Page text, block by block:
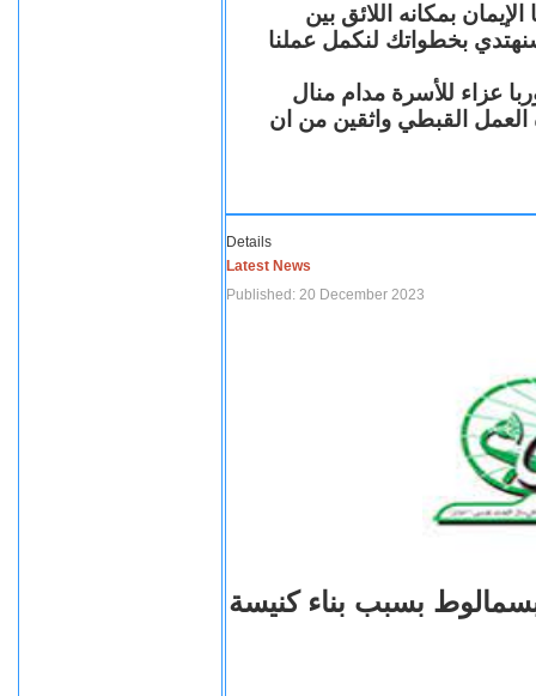
بمكانه اللائق بين
بخطواتك لنكمل عملنا
عزاء للأسرة مدام منال
العمل القبطي واثقين من ان
Details
Latest News
Published: 20 December 2023
بسبب بناء كنيسة